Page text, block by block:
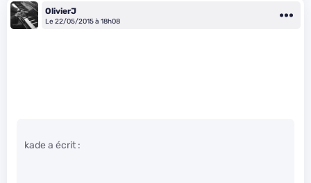
OlivierJ
Le 22/05/2015 à 18h08
kade a écrit :